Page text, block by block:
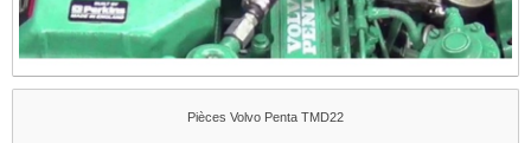
Pièces Volvo Penta TMD22